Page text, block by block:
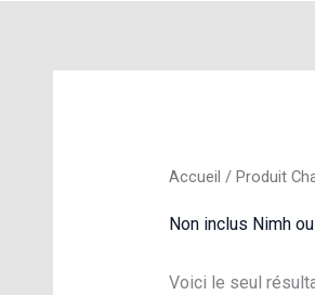
Accueil / Produit
Non inclus Nimh
Voici le seul